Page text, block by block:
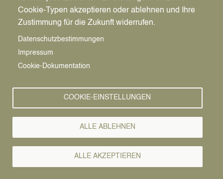
Pfadnavigation
Stadt | Rathaus | Familie Unsere Stadt Vereine
Vereine
Dattelner Judo-Club 1958 e.V.
Judo, Aerobic
Homepage
https://www.dattelner-judoclub.de/
Ansprechpartner
Adresse
Cookie-Typen akzeptieren oder ablehnen und Ihre
Zustimmung für die Zukunft widerrufen.
Datenschutzbestimmungen
Impressum
Cookie-Dokumentation
COOKIE-EINSTELLUNGEN
ALLE ABLEHNEN
ALLE AKZEPTIEREN